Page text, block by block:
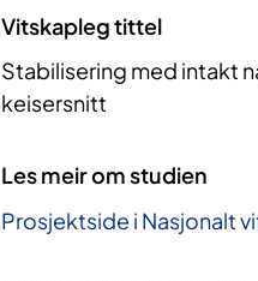
Vitskapleg tittel
Stabilisering med intakt
keisersnitt
Les meir om studien
Prosjektside i Nasjonalt